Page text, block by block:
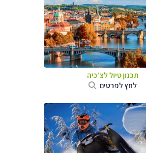
תכנון טיול לצ'כיה
לחץ לפרטים